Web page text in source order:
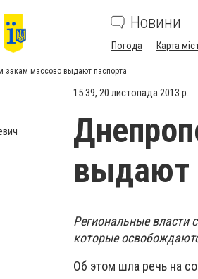
Новини
Погода Карта
зэкам массово выдают паспорта
15:39, 20 листопада 2013 р.
выдают
Региональные власти
которые
Об этом шла речь на